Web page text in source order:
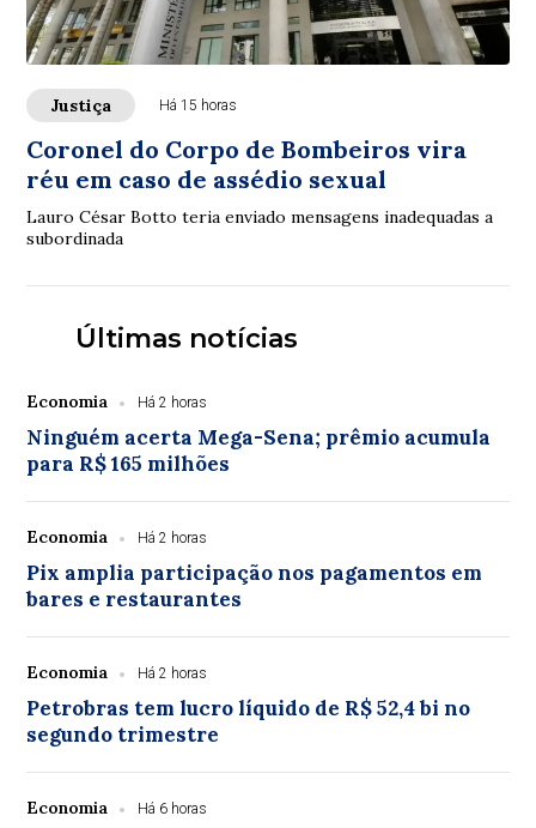
Justiça Há 15 horas
Coronel do Corpo de Bombeiros vira
réu em caso de assédio sexual
Lauro César Botto teria enviado mensagens inadequadas a
subordinada
Últimas notícias
Economia Há 2 horas
Ninguém acerta Mega-Sena; prêmio acumula
para R$ 165 milhões
Economia Há 2 horas
Pix amplia participação nos pagamentos em
bares e restaurantes
Economia Há 2 horas
Petrobras tem lucro líquido de R$ 52,4 bi no
segundo trimestre
Economia Há 6 horas